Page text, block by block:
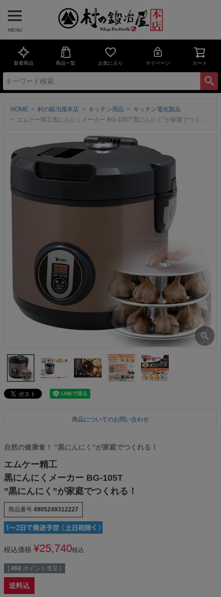
MENU
新着商品 商品一覧 お気に入り マイページ カート
HOME 村の鍛冶屋本店 キッチン用品
キッチン電化製品
エムケー精工黒にんにくメーカー BG-105T”黒にんにく”が家庭でつくれる！
商品についてのお問い合わせ
自然の健康食！ ”黒にんにく”が家庭でつくれる！
エムケー精工
黒にんにくメーカー BG-105T
”黒にんにく”が家庭でつくれる！
商品番号 4905249312227
税込価格 ¥25,740税込
[ 468 ポイント進呈 ]
送料込